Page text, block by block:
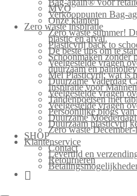
Bag-again® voor
MVO
Verkooppunten Bag-
Onze klanten
Zero waste inspiratie
Zero waste summer!
plastic en afval.
Plasticvrij back to
De beste tips om te
Schoonmaken zonder
Veelgestelde vragen
duurzaam en
Mei Plasticvrij: wat is
Duurzame Vaderdag
Inspiratie voor Mannen
Veelgestelde vragen
Tandenpoetsen met
Veelgestelde vragen
Persoonlijke blogs van
Duurzame
Duurzaam plasticvrij
Zero waste
SHOP
Klantenservice
Contact
Levertijd en
Retourneren